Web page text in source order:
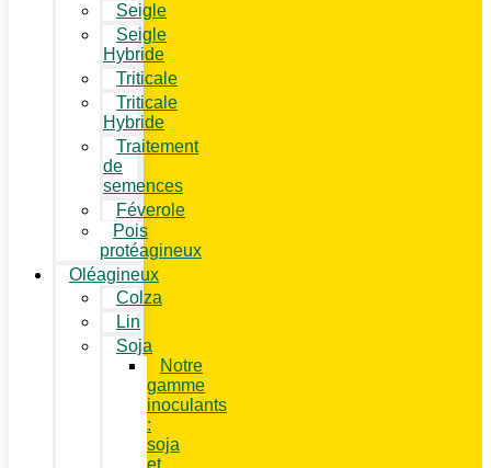
Seigle
Seigle
Hybride
Triticale
Triticale
Hybride
Traitement
de
semences
Féverole
Pois
protéagineux
Oléagineux
Colza
Lin
Soja
Notre
gamme
inoculants
:
soja
et